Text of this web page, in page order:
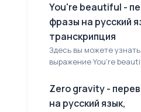
You're beautiful -
фразы на русский
транскрипция
Здесь вы можете
выражение You're
Zero gravity -
на русский язык,